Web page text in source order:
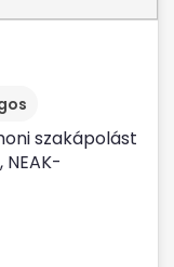
szakápolást